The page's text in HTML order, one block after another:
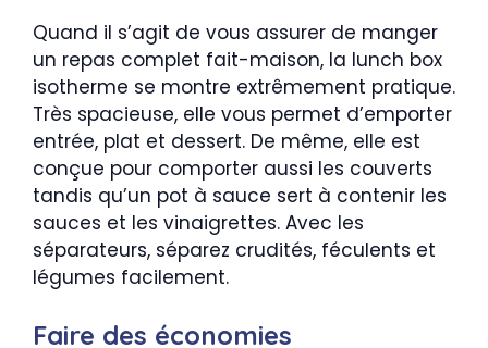
Quand il s’agit de vous assurer de manger
un repas complet fait-maison, la lunch box
isotherme se montre extrêmement pratique.
Très spacieuse, elle vous permet d’emporter
entrée, plat et dessert. De même, elle est
conçue pour comporter aussi les couverts
tandis qu’un pot à sauce sert à contenir les
sauces et les vinaigrettes. Avec les
séparateurs, séparez crudités, féculents et
légumes facilement.
Faire des économies